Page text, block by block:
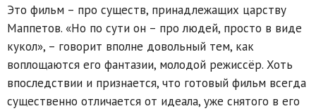
Это фильм – про существ, принадлежащих царству
Маппетов. «Но по сути он – про людей, просто в виде
кукол», – говорит вполне довольный тем, как
воплощаются его фантазии, молодой режиссёр. Хоть
впоследствии и признается, что готовый фильм всегда
существенно отличается от идеала, уже снятого в его